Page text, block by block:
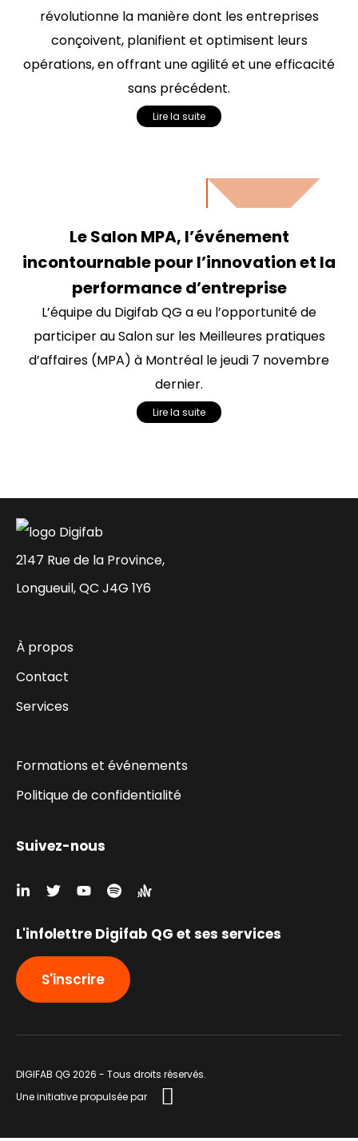
révolutionne la manière dont les entreprises
conçoivent, planifient et optimisent leurs
opérations, en offrant une agilité et une efficacité
sans précédent.
Lire la suite
Le Salon MPA, l’événement
incontournable pour l’innovation et la
performance d’entreprise
L’équipe du Digifab QG a eu l’opportunité de
participer au Salon sur les Meilleures pratiques
d’affaires (MPA) à Montréal le jeudi 7 novembre
dernier.
Lire la suite
2147 Rue de la Province,
Longueuil, QC J4G 1Y6
À propos
Contact
Services
Formations et événements
Politique de confidentialité
Suivez-nous
L'infolettre Digifab QG et ses services
S'inscrire
DIGIFAB QG 2026 - Tous droits réservés.
Une initiative propulsée par